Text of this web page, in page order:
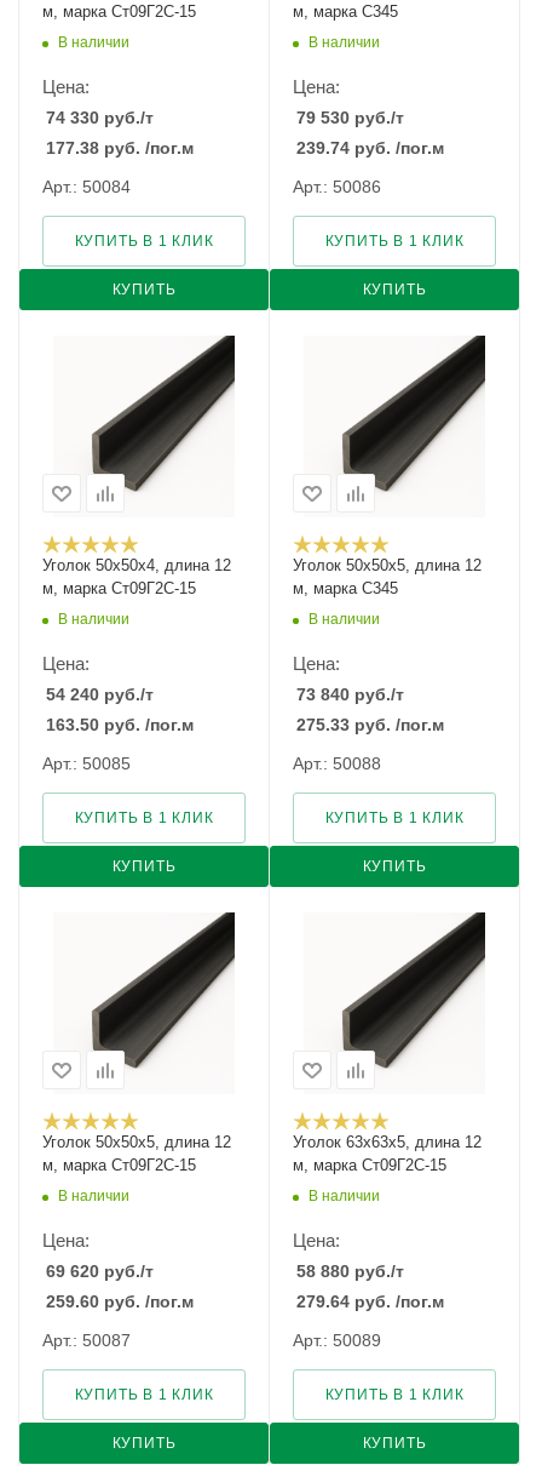
м, марка Ст09Г2С-15
В наличии
Цена:
74 330 руб./т
177.38 руб. /пог.м
Арт.: 50084
КУПИТЬ
КУПИТЬ В 1 КЛИК
м, марка С345
В наличии
Цена:
79 530 руб./т
239.74 руб. /пог.м
Арт.: 50086
КУПИТЬ
КУПИТЬ В 1 КЛИК
Уголок 50х50х4, длина 12
м, марка Ст09Г2С-15
В наличии
Цена:
54 240 руб./т
163.50 руб. /пог.м
Арт.: 50085
КУПИТЬ
КУПИТЬ В 1 КЛИК
Уголок 50х50х5, длина 12
м, марка С345
В наличии
Цена:
73 840 руб./т
275.33 руб. /пог.м
Арт.: 50088
КУПИТЬ
КУПИТЬ В 1 КЛИК
Уголок 50х50х5, длина 12
м, марка Ст09Г2С-15
В наличии
Цена:
69 620 руб./т
259.60 руб. /пог.м
Арт.: 50087
КУПИТЬ
КУПИТЬ В 1 КЛИК
Уголок 63х63х5, длина 12
м, марка Ст09Г2С-15
В наличии
Цена:
58 880 руб./т
279.64 руб. /пог.м
Арт.: 50089
КУПИТЬ
КУПИТЬ В 1 КЛИК